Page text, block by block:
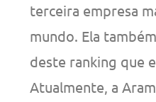
terceira empresa
mundo. Ela
deste ranking que
Atualmente, a